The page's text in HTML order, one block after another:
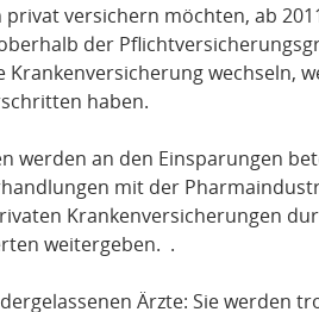
versichern möchten, ab
der
wechseln,
haben.
werden an den Einsparungen
mit der
Krankenversicherungen
weitergeben. .
Ärzte: Sie werden